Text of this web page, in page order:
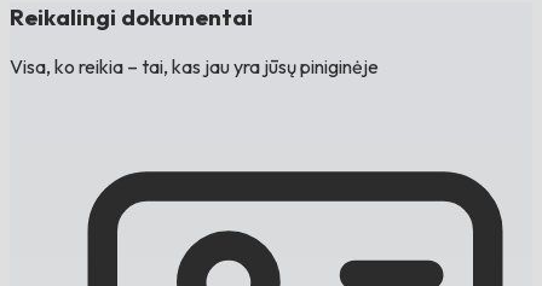
Reikalingi dokumentai
Visa, ko reikia – tai, kas jau yra jūsų piniginėje